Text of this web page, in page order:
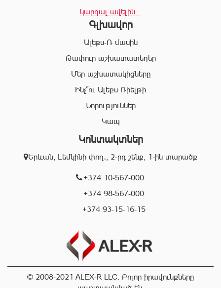
ամբողջական փաթեթ, որը թույլ է տալիս հաճախորդին
արագ իրագործել ցանկացած գործարք անշարժ գույքի
ոլորտում:
շնորհիվ՝ «Ալեքս-Ռ» ընկերության պրոֆեսիոնալ
անձնակազմը Ձեզ կօգնի իրականացնել շահավետ
գործարքներ՝ ապահովելով գործարքի գաղտնիությունը, և
զերծ մնալ գործարքի ընթացքում բարձր ռիսկերից՝
«Ալեքս-Ռ» ընկերության իրավաբանական բաժնի
աշխատակիցները կապահովեն Ձեր գործարքների
օրինականությունը, փաստաթղթերի ճշտությունը և
ծագած ցանկացած խնդիրների արագ և որակյալ
Մենք գործում ենք Երևան քաղաքի տարբեր
կատարել ճիշտ, արագ և շահավետ գործարքներ:
Մենք սիրում ենք մեր հաճախորդներին և ուրախ կլինենք
Ձեզ տեսնել նրանց թվում:
կարդալ ավելին...
Գլխավոր
Ալեքս-Ռ մասին
Թափուր աշխատատեղեր
Մեր աշխատակիցները
Ինչ՞ու Ալեքս Ռիելթի
Նորություններ
Կապ
Կոնտակտներ
Երևան, Լեմկինի փող․, 2-րդ շենք, 1-ին տարածք
+374 10-567-000
+374 98-567-000
+374 93-15-16-15
© 2008-2021 ALEX-R LLC. Բոլոր իրավունքները